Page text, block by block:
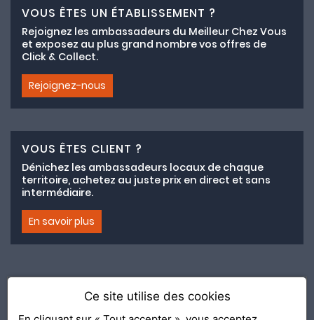
VOUS ÊTES UN ÉTABLISSEMENT ?
Rejoignez les ambassadeurs du Meilleur Chez Vous
et exposez au plus grand nombre vos offres de
Click & Collect.
Rejoignez-nous
VOUS ÊTES CLIENT ?
Dénichez les ambassadeurs locaux de chaque
territoire, achetez au juste prix en direct et sans
intermédiaire.
En savoir plus
Ce site utilise des cookies